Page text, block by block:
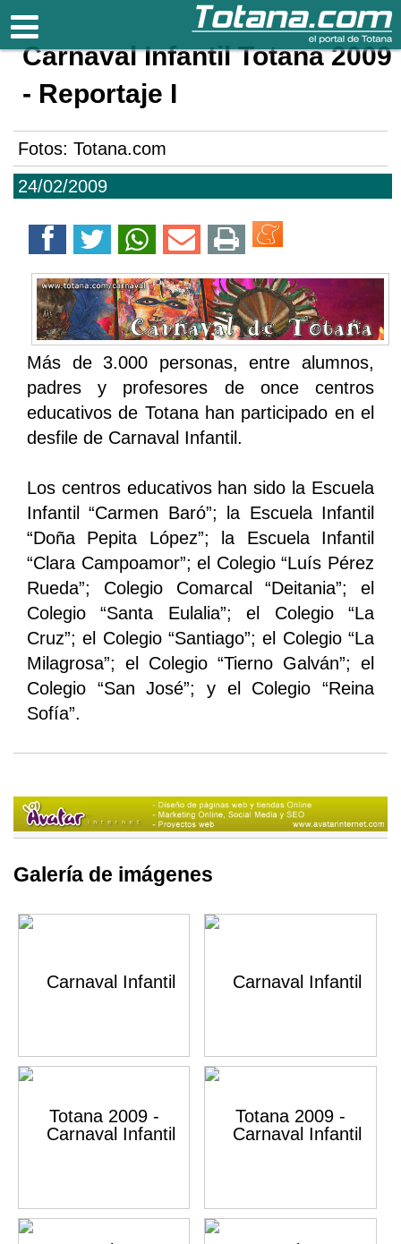
Totana.com
24/02/2009
Carnaval Infantil Totana 2009
- Reportaje I
Fotos: Totana.com
Más de 3.000 personas, entre alumnos,
padres y profesores de once centros
educativos de Totana han participado en el
desfile de Carnaval Infantil.
Los centros educativos han sido la Escuela
Infantil “Carmen Baró”; la Escuela Infantil
“Doña Pepita López”; la Escuela Infantil
“Clara Campoamor”; el Colegio “Luís Pérez
Rueda”; Colegio Comarcal “Deitania”; el
Colegio “Santa Eulalia”; el Colegio “La
Cruz”; el Colegio “Santiago”; el Colegio “La
Milagrosa”; el Colegio “Tierno Galván”; el
Colegio “San José”; y el Colegio “Reina
Sofía”.
Galería de imágenes